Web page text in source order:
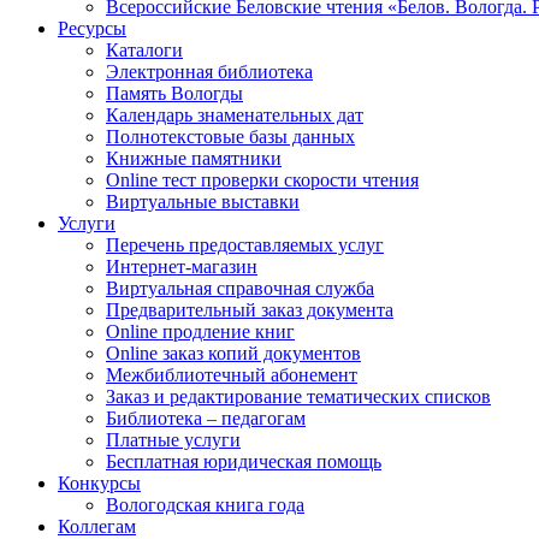
Всероссийские Беловские чтения «Белов. Вологда.
Ресурсы
Каталоги
Электронная библиотека
Память Вологды
Календарь знаменательных дат
Полнотекстовые базы данных
Книжные памятники
Online тест проверки скорости чтения
Виртуальные выставки
Услуги
Перечень предоставляемых услуг
Интернет-магазин
Виртуальная справочная служба
Предварительный заказ документа
Online продление книг
Online заказ копий документов
Межбиблиотечный абонемент
Заказ и редактирование тематических списков
Библиотека – педагогам
Платные услуги
Бесплатная юридическая помощь
Конкурсы
Вологодская книга года
Коллегам